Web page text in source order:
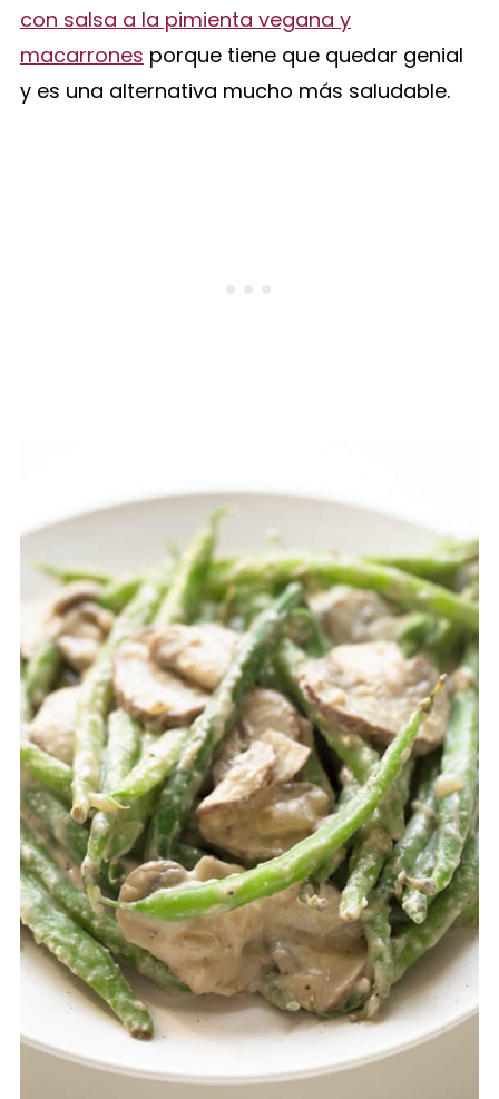
con salsa a la pimienta vegana y
macarrones porque tiene que quedar genial
y es una alternativa mucho más saludable.